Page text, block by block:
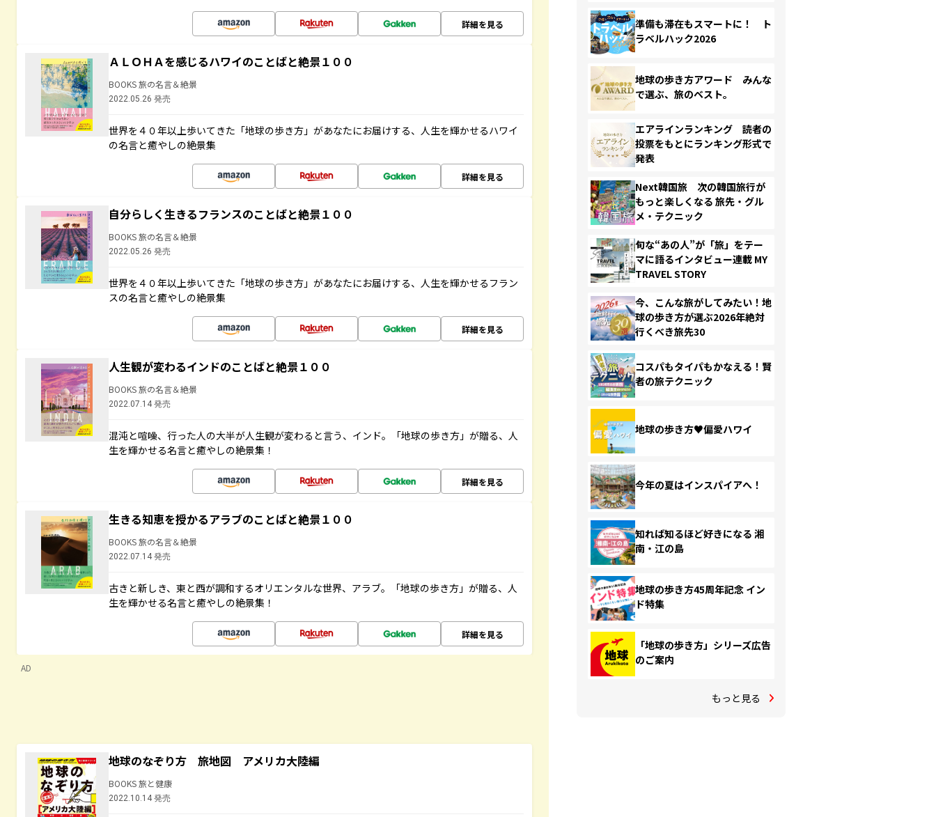
詳細を見る
ＡＬＯＨＡを感じるハワイのことばと絶景１００
BOOKS 旅の名言＆絶景
2022.05.26 発売
世界を４０年以上歩いてきた「地球の歩き方」があなたにお届けする、人生を輝かせるハワイ
の名言と癒やしの絶景集
詳細を見る
自分らしく生きるフランスのことばと絶景１００
BOOKS 旅の名言＆絶景
2022.05.26 発売
世界を４０年以上歩いてきた「地球の歩き方」があなたにお届けする、人生を輝かせるフラン
スの名言と癒やしの絶景集
詳細を見る
人生観が変わるインドのことばと絶景１００
BOOKS 旅の名言＆絶景
2022.07.14 発売
混沌と喧噪、行った人の大半が人生観が変わると言う、インド。「地球の歩き方」が贈る、人
生を輝かせる名言と癒やしの絶景集！
詳細を見る
生きる知恵を授かるアラブのことばと絶景１００
BOOKS 旅の名言＆絶景
2022.07.14 発売
古きと新しき、東と西が調和するオリエンタルな世界、アラブ。「地球の歩き方」が贈る、人
生を輝かせる名言と癒やしの絶景集！
詳細を見る
AD
地球のなぞり方 旅地図 アメリカ大陸編
BOOKS 旅と健康
2022.10.14 発売
準備も滞在もスマートに！ ト
ラベルハック2026
地球の歩き方アワード みんな
で選ぶ、旅のベスト。
エアラインランキング 読者の
投票をもとにランキング形式で
発表
Next韓国旅 次の韓国旅行が
もっと楽しくなる 旅先・グル
メ・テクニック
旬な“あの人”が「旅」をテー
マに語るインタビュー連載 MY
TRAVEL STORY
今、こんな旅がしてみたい！地
球の歩き方が選ぶ2026年絶対
行くべき旅先30
コスパもタイパもかなえる！賢
者の旅テクニック
地球の歩き方♥偏愛ハワイ
今年の夏はインスパイアへ！
知れば知るほど好きになる 湘
南・江の島
地球の歩き方45周年記念 イン
ド特集
「地球の歩き方」シリーズ広告
のご案内
もっと見る